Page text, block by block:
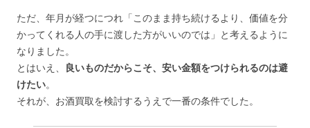
ただ、年月が経つにつれ「このまま持ち続けるより、価値を分
かってくれる人の手に渡した方がいいのでは」と考えるように
なりました。
とはいえ、
良いものだからこそ、安い金額をつけられるのは避
けたい。
それが、お酒買取を検討するうえで一番の条件でした。